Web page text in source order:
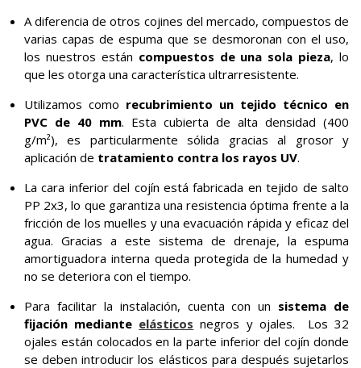
A diferencia de otros cojines del mercado, compuestos de
varias capas de espuma que se desmoronan con el uso,
los nuestros están compuestos de una sola pieza, lo
que les otorga una característica ultrarresistente.
Utilizamos como recubrimiento un tejido técnico en
PVC de 40 mm. Esta cubierta de alta densidad (400
g/m²), es particularmente sólida gracias al grosor y
aplicación de tratamiento contra los rayos UV.
La cara inferior del cojín está fabricada en tejido de salto
PP 2x3, lo que garantiza una resistencia óptima frente a la
fricción de los muelles y una evacuación rápida y eficaz del
agua. Gracias a este sistema de drenaje, la espuma
amortiguadora interna queda protegida de la humedad y
no se deteriora con el tiempo.
Para facilitar la instalación, cuenta con un sistema de
fijación mediante elásticos negros y ojales. Los 32
ojales están colocados en la parte inferior del cojín donde
se deben introducir los elásticos para después sujetarlos